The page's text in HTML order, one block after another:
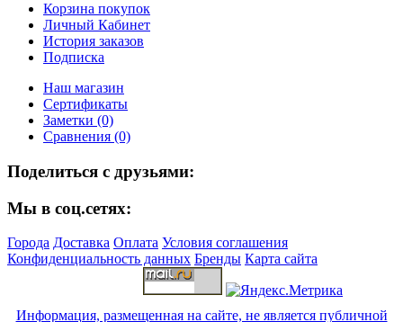
Корзина покупок
Личный Кабинет
История заказов
Подписка
Наш магазин
Сертификаты
Заметки (0)
Сравнения (0)
Поделиться с друзьями:
Мы в соц.сетях:
Города Доставка Оплата Условия соглашения
Конфиденциальность данных Бренды Карта сайта
Информация, размещенная на сайте, не является публичной